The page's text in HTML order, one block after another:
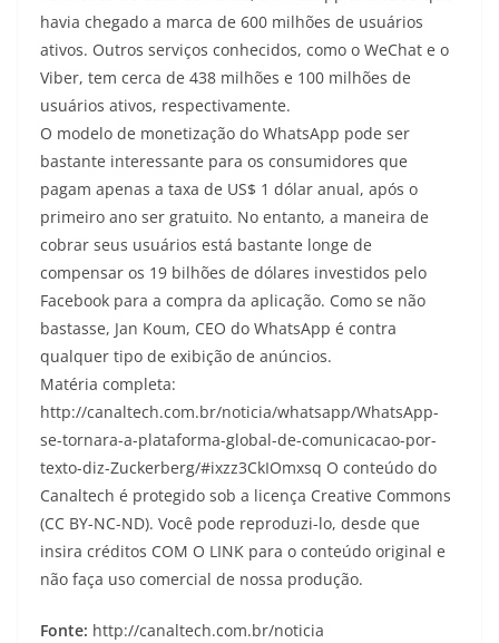
havia chegado a marca de 600 milhões de usuários
ativos. Outros serviços conhecidos, como o WeChat e o
Viber, tem cerca de 438 milhões e 100 milhões de
usuários ativos, respectivamente.
O modelo de monetização do WhatsApp pode ser
bastante interessante para os consumidores que
pagam apenas a taxa de US$ 1 dólar anual, após o
primeiro ano ser gratuito. No entanto, a maneira de
cobrar seus usuários está bastante longe de
compensar os 19 bilhões de dólares investidos pelo
Facebook para a compra da aplicação. Como se não
bastasse, Jan Koum, CEO do WhatsApp é contra
qualquer tipo de exibição de anúncios.
Matéria completa:
http://canaltech.com.br/noticia/whatsapp/WhatsApp-
se-tornara-a-plataforma-global-de-comunicacao-por-
texto-diz-Zuckerberg/#ixzz3CkIOmxsq O conteúdo do
Canaltech é protegido sob a licença Creative Commons
(CC BY-NC-ND). Você pode reproduzi-lo, desde que
insira créditos COM O LINK para o conteúdo original e
não faça uso comercial de nossa produção.
Fonte: http://canaltech.com.br/noticia